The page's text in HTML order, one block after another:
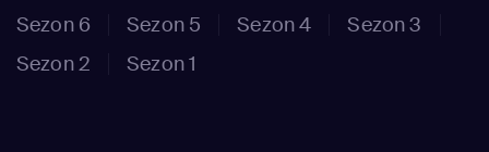
Sezon 6
Sezon 5 Sezon 4
Sezon 3
Sezon 2
Sezon 1